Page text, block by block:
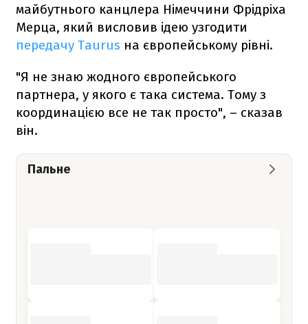
майбутнього канцлера Німеччини Фрідріха
Мерца, який висловив ідею узгодити
передачу Taurus на європейському рівні.
"Я не знаю жодного європейського
партнера, у якого є така система. Тому з
координацією все не так просто", – сказав
він.
Пальне